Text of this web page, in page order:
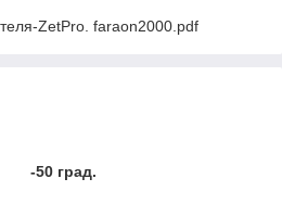
ZetPro. faraon2000.pdf
-50 град.